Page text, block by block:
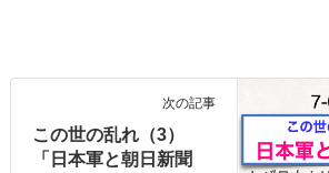
次の記事
この世の乱れ（3）
「日本軍と朝日新聞